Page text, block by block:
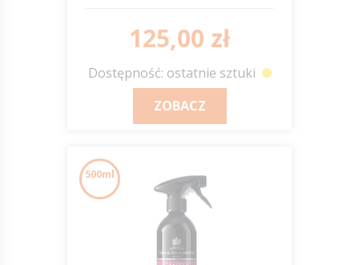
125,00 zł
Dostępność: ostatnie sztuki
ZOBACZ
500ml